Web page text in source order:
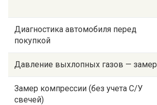
Диагностика автомобиля перед
покупкой
Давление выхлопных газов — замер
Замер компрессии (без учета С/У
свечей)